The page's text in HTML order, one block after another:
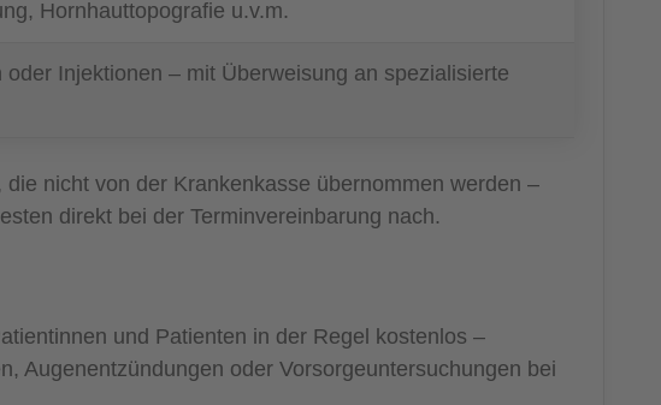
Hornhauttopografie u.v.m.
Injektionen – mit Überweisung an spezialisierte
nicht von der Krankenkasse übernommen werden –
direkt bei der Terminvereinbarung nach.
und Patienten in der Regel kostenlos –
Augenentzündungen oder Vorsorgeuntersuchungen bei